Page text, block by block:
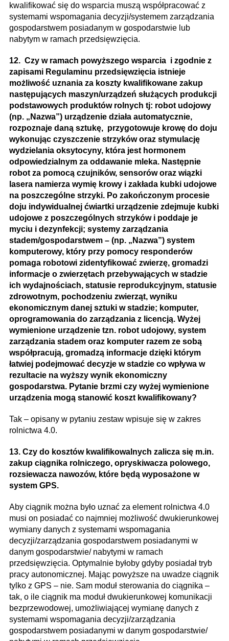
kwalifikować się do wsparcia muszą współpracować z
systemami wspomagania decyzji/systemem zarządzania
gospodarstwem posiadanym w gospodarstwie lub
nabytym w ramach przedsięwzięcia.
12. Czy w ramach powyższego wsparcia i zgodnie z
zapisami Regulaminu przedsięwzięcia istnieje
możliwość uznania za koszty kwalifikowane zakup
następujących maszyn/urządzeń służących produkcji
podstawowych produktów rolnych tj: robot udojowy
(np. „Nazwa”) urządzenie działa automatycznie,
rozpoznaje daną sztukę, przygotowuje krowę do doju
wykonując czyszczenie strzyków oraz stymulację
wydzielania oksytocyny, która jest hormonem
odpowiedzialnym za oddawanie mleka. Następnie
robot za pomocą czujników, sensorów oraz wiązki
lasera namierza wymię krowy i zakłada kubki udojowe
na poszczególne strzyki. Po zakończonym procesie
doju indywidualnej ćwiartki urządzenie zdejmuje kubki
udojowe z poszczególnych strzyków i poddaje je
myciu i dezynfekcji; systemy zarządzania
stadem/gospodarstwem – (np. „Nazwa”) system
komputerowy, który przy pomocy responderów
pomaga robotowi zidentyfikować zwierzę, gromadzi
informacje o zwierzętach przebywających w stadzie
ich wydajnościach, statusie reprodukcyjnym, statusie
zdrowotnym, pochodzeniu zwierząt, wyniku
ekonomicznym danej sztuki w stadzie; komputer,
oprogramowania do zarządzania z licencją. Wyżej
wymienione urządzenie tzn. robot udojowy, system
zarządzania stadem oraz komputer razem ze sobą
współpracują, gromadzą informacje dzięki którym
łatwiej podejmować decyzje w stadzie co wpływa w
rezultacie na wyższy wynik ekonomiczny
gospodarstwa. Pytanie brzmi czy wyżej wymienione
urządzenia mogą stanowić koszt kwalifikowany?
Tak – opisany w pytaniu zestaw wpisuje się w zakres
rolnictwa 4.0.
13. Czy do kosztów kwalifikowalnych zalicza się m.in.
zakup ciągnika rolniczego, opryskiwacza polowego,
rozsiewacza nawozów, które będą wyposażone w
system GPS.
Aby ciągnik można było uznać za element rolnictwa 4.0
musi on posiadać co najmniej możliwość dwukierunkowej
wymiany danych z systemami wspomagania
decyzji/zarządzania gospodarstwem posiadanymi w
danym gospodarstwie/ nabytymi w ramach
przedsięwzięcia. Optymalnie byłoby gdyby posiadał tryb
pracy autonomicznej. Mając powyższe na uwadze ciągnik
tylko z GPS – nie. Sam moduł sterowania do ciągnika –
tak, o ile ciągnik ma moduł dwukierunkowej komunikacji
bezprzewodowej, umożliwiającej wymianę danych z
systemami wspomagania decyzji/zarządzania
gospodarstwem posiadanymi w danym gospodarstwie/